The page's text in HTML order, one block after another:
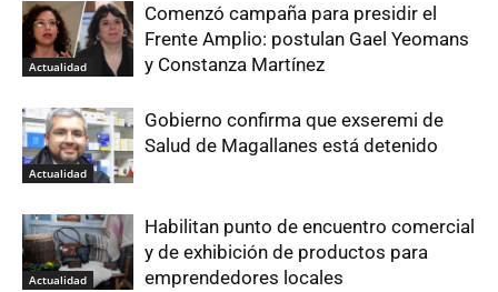
Actualidad
Comenzó campaña para presidir el
Frente Amplio: postulan Gael Yeomans
y Constanza Martínez
Actualidad
Gobierno confirma que exseremi de
Salud de Magallanes está detenido
Actualidad
Habilitan punto de encuentro comercial
y de exhibición de productos para
emprendedores locales